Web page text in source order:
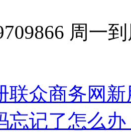
周一
联众商务网
忘记了怎么办